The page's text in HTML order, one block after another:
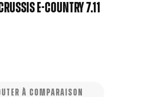
E-COUNTRY 7.11
À COMPARAISON